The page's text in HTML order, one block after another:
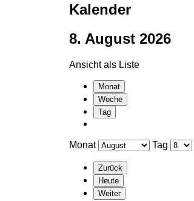
Kalender
8. August 2026
Ansicht als Liste
Monat
Woche
Tag
Monat Tag
Zurück
Heute
Weiter